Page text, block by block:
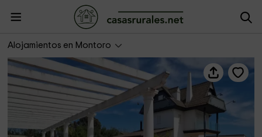
Alojamientos en Montoro
Los Rosales de la Palmilla